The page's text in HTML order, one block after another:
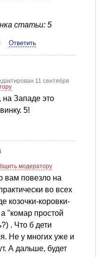
статьи: 5
Ответить
11 сентября
Западе это
5!
модератору
вам повезло на
во всех
козочки-коровки-
а "комар простой
. Что б дети
Не у многих уже и
А дальше, будет